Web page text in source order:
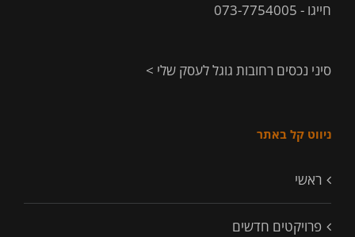
חייגו - 073-7754005
סיני נכסים רחובות גוגל לעסק שלי >
ניווט קל באתר
ראשי
פרויקטים חדשים